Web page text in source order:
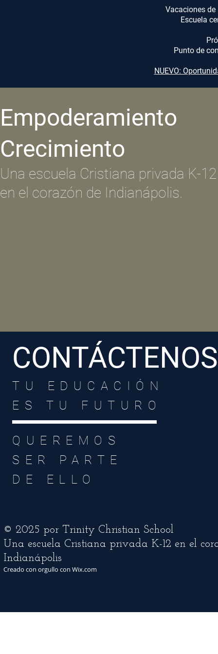
Vacaciones de
Escuela
Punto de
NUEVO:
Empoderamiento
Crecimiento
Una escuela Cristiana privada K-12
en el corazón de Indianápolis.
CONTÁCTENOS
TU EDUCACIÓN
ES TU FUTURO
QUEREMOS
SER PARTE
DE ELLO
© 2025 por Trinity Christian School
Una escuela Cristiana privada K-12 en el
Indianápolis
Creado con orgullo con Wix.com